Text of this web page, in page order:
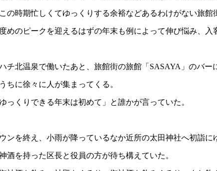
の時期忙しくてゆっくりする余裕などあるわけがない旅館
めのピークを迎えるはずの年末も例によって伸び悩み、
チ北温泉で働いたあと、旅館街の旅館「SASAYA」のバー
ちに徐々に人が集まってくる。
っくりできる年末は初めて」と誰かが言っていた。
ンを終え、小雨が降っているなか近所の太田神社へ初詣に
酒を持った区長と役員の方が待ち構えていた。